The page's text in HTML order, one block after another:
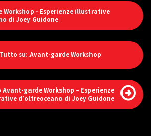
Workshop - Esperienze illustrative
di Joey Guidone
Tutto su: Avant-garde Workshop
Avant-garde Workshop – Esperienze
d’oltreoceano di Joey Guidone